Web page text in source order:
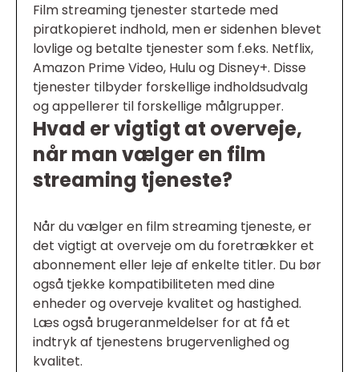
Film streaming tjenester startede med
piratkopieret indhold, men er sidenhen blevet
lovlige og betalte tjenester som f.eks. Netflix,
Amazon Prime Video, Hulu og Disney+. Disse
tjenester tilbyder forskellige indholdsudvalg
og appellerer til forskellige målgrupper.
Hvad er vigtigt at overveje,
når man vælger en film
streaming tjeneste?
Når du vælger en film streaming tjeneste, er
det vigtigt at overveje om du foretrækker et
abonnement eller leje af enkelte titler. Du bør
også tjekke kompatibiliteten med dine
enheder og overveje kvalitet og hastighed.
Læs også brugeranmeldelser for at få et
indtryk af tjenestens brugervenlighed og
kvalitet.